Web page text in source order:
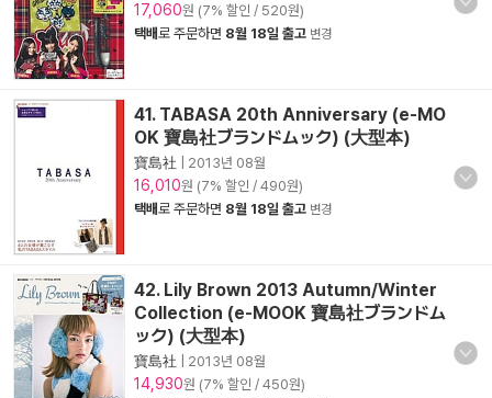
17,060원 (7% 할인 / 520원)
택배로 주문하면 8월 18일 출고 변경
41. TABASA 20th Anniversary (e-MO
OK 寶島社ブランドムック) (大型本)
寶島社 2013년 08월
16,010원 (7% 할인 / 490원)
택배로 주문하면 8월 18일 출고 변경
42. Lily Brown 2013 Autumn/Winter
Collection (e-MOOK 寶島社ブランドム
ック) (大型本)
寶島社 2013년 08월
14,930원 (7% 할인 / 450원)